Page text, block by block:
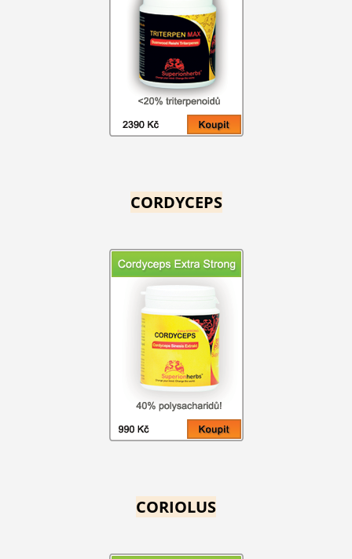
CORDYCEPS
CORIOLUS